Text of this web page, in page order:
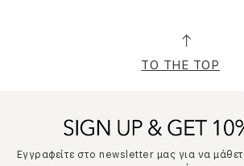
TO THE TOP
Εγγραφείτε στο newsletter μας για να